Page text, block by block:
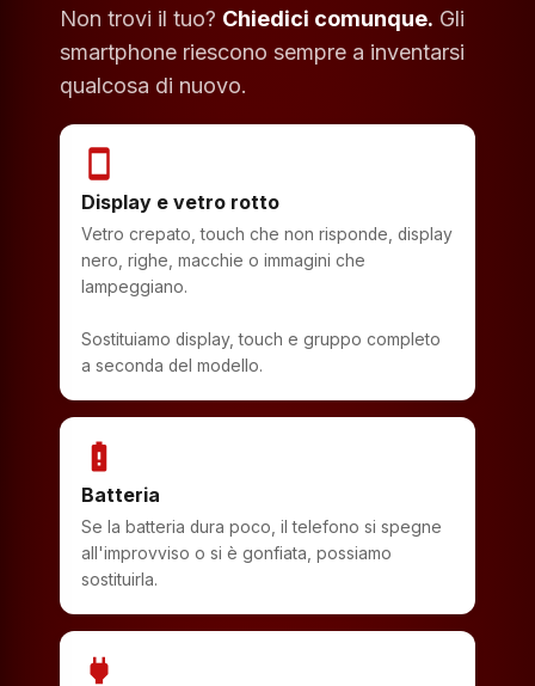
Non trovi il tuo? Chiedici comunque. Gli
smartphone riescono sempre a inventarsi
qualcosa di nuovo.
smartphone
Display e vetro rotto
Vetro crepato, touch che non risponde, display
nero, righe, macchie o immagini che
lampeggiano.
Sostituiamo display, touch e gruppo completo
a seconda del modello.
battery_alert
Batteria
Se la batteria dura poco, il telefono si spegne
all'improvviso o si è gonfiata, possiamo
sostituirla.
power